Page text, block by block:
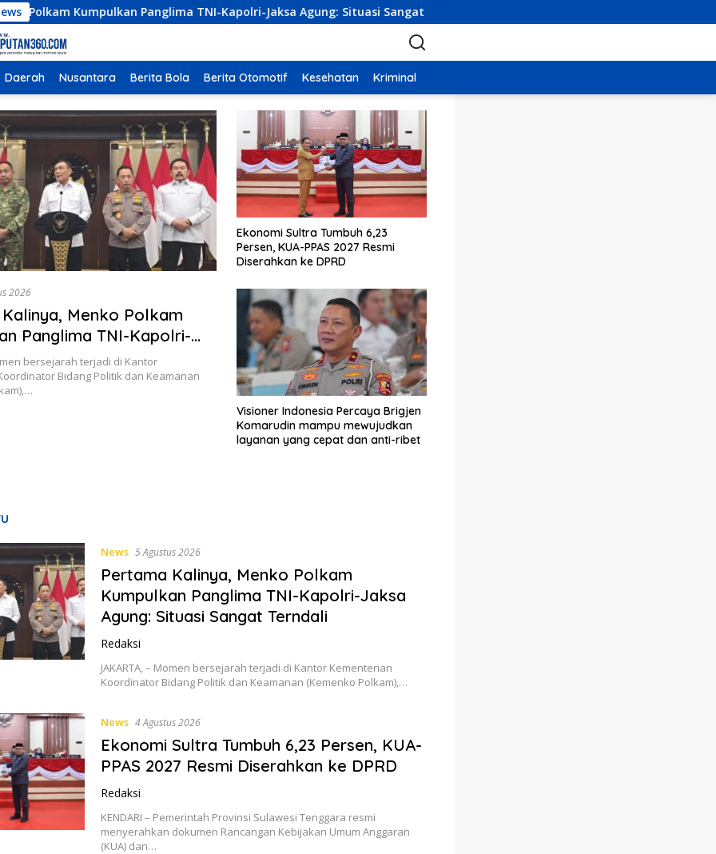
Panglima TNI-Kapolri-Jaksa Agung: Situasi Sangat Terndali
Daerah Nusantara Berita Bola Berita Otomotif Kesehatan Kriminal
2026
Menko Polkam
Panglima TNI-Kapolri-
Situasi Sangat Terndali
bersejarah terjadi di Kantor
Bidang Politik dan Keamanan
Ekonomi Sultra Tumbuh 6,23
Persen, KUA-PPAS 2027 Resmi
Diserahkan ke DPRD
Visioner Indonesia Percaya Brigjen
Komarudin mampu mewujudkan
layanan yang cepat dan anti-ribet
News 5 Agustus 2026
Pertama Kalinya, Menko Polkam
Kumpulkan Panglima TNI-Kapolri-Jaksa
Agung: Situasi Sangat Terndali
Redaksi
JAKARTA, – Momen bersejarah terjadi di Kantor Kementerian
Koordinator Bidang Politik dan Keamanan (Kemenko Polkam),…
News 4 Agustus 2026
Ekonomi Sultra Tumbuh 6,23 Persen, KUA-
PPAS 2027 Resmi Diserahkan ke DPRD
Redaksi
KENDARI – Pemerintah Provinsi Sulawesi Tenggara resmi
menyerahkan dokumen Rancangan Kebijakan Umum Anggaran
(KUA) dan…